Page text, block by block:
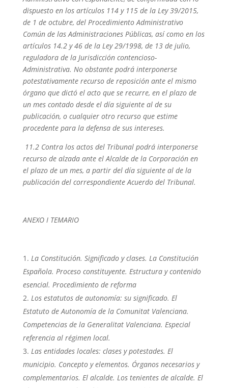
dispuesto en los artículos 114 y 115 de la Ley 39/2015,
de 1 de octubre, del Procedimiento Administrativo
Común de las Administraciones Públicas, así como en los
artículos 14.2 y 46 de la Ley 29/1998, de 13 de julio,
reguladora de la Jurisdicción contencioso-
Administrativa. No obstante podrá interponerse
potestativamente recurso de reposición ante el mismo
órgano que dictó el acto que se recurre, en el plazo de
un mes contado desde el día siguiente al de su
publicación, o cualquier otro recurso que estime
procedente para la defensa de sus intereses.
11.2 Contra los actos del Tribunal podrá interponerse
recurso de alzada ante el Alcalde de la Corporación en
el plazo de un mes, a partir del día siguiente al de la
publicación del correspondiente Acuerdo del Tribunal.
ANEXO I TEMARIO
La Constitución. Significado y clases. La Constitución
Española. Proceso constituyente. Estructura y contenido
esencial. Procedimiento de reforma
Los estatutos de autonomía: su significado. El
Estatuto de Autonomía de la Comunitat Valenciana.
Competencias de la Generalitat Valenciana. Especial
referencia al régimen local.
Las entidades locales: clases y potestades. El
municipio. Concepto y elementos. Órganos necesarios y
complementarios. El alcalde. Los tenientes de alcalde. El